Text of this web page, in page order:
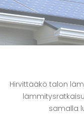
Hirvittääkö talon
samalla